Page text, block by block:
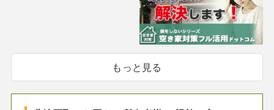
もっと見る